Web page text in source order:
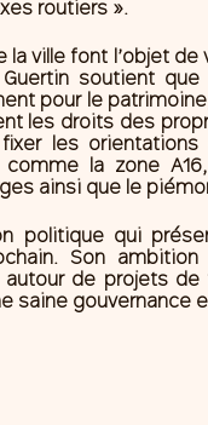
routiers ».
la ville font l’objet
soutient
pour le
les droits des
les
la zone
ainsi que le
politique qui
Son
autour de projets
saine